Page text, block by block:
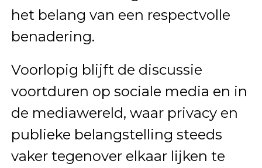
het belang van een respectvolle
benadering.
Voorlopig blijft de discussie
voortduren op sociale media en in
de mediawereld, waar privacy en
publieke belangstelling steeds
vaker tegenover elkaar lijken te